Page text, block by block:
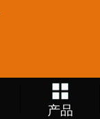
产品